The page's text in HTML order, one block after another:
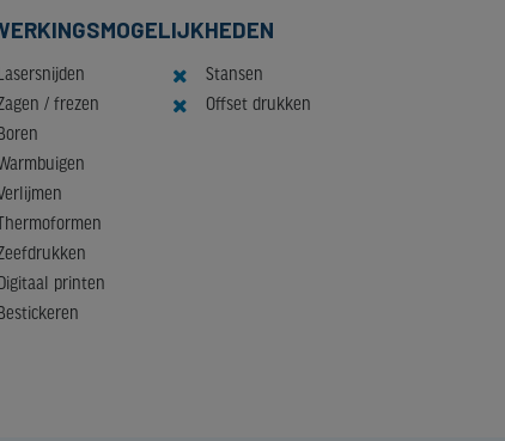
Lasersnijden
/ frezen
Boren
Thermoformen
Digitaal printen
Bestickeren
Stansen
Offset drukken